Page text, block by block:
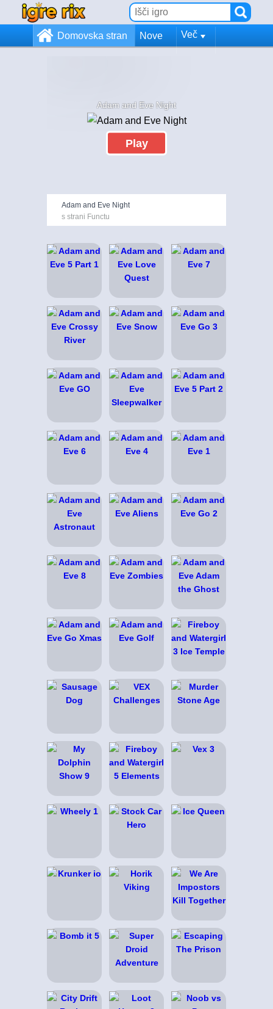
Domovska stran Nove Več
Adam and Eve Night
Play
Adam and Eve Night
s strani Functu